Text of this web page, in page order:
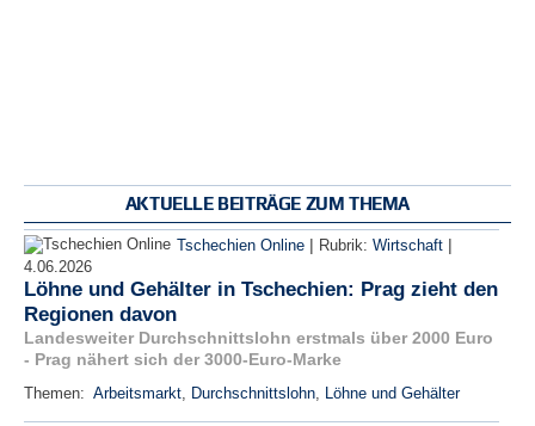
AKTUELLE BEITRÄGE ZUM THEMA
Tschechien Online | Rubrik: Wirtschaft |
4.06.2026
Löhne und Gehälter in Tschechien: Prag zieht den
Regionen davon
Landesweiter Durchschnittslohn erstmals über 2000 Euro
- Prag nähert sich der 3000-Euro-Marke
Themen: Arbeitsmarkt, Durchschnittslohn, Löhne und Gehälter